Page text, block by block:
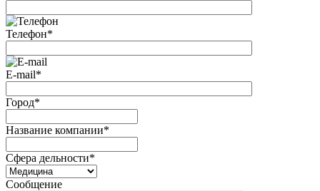
Телефон*
E-mail*
Город*
Название компании*
Сфера дельности*
Сообщение